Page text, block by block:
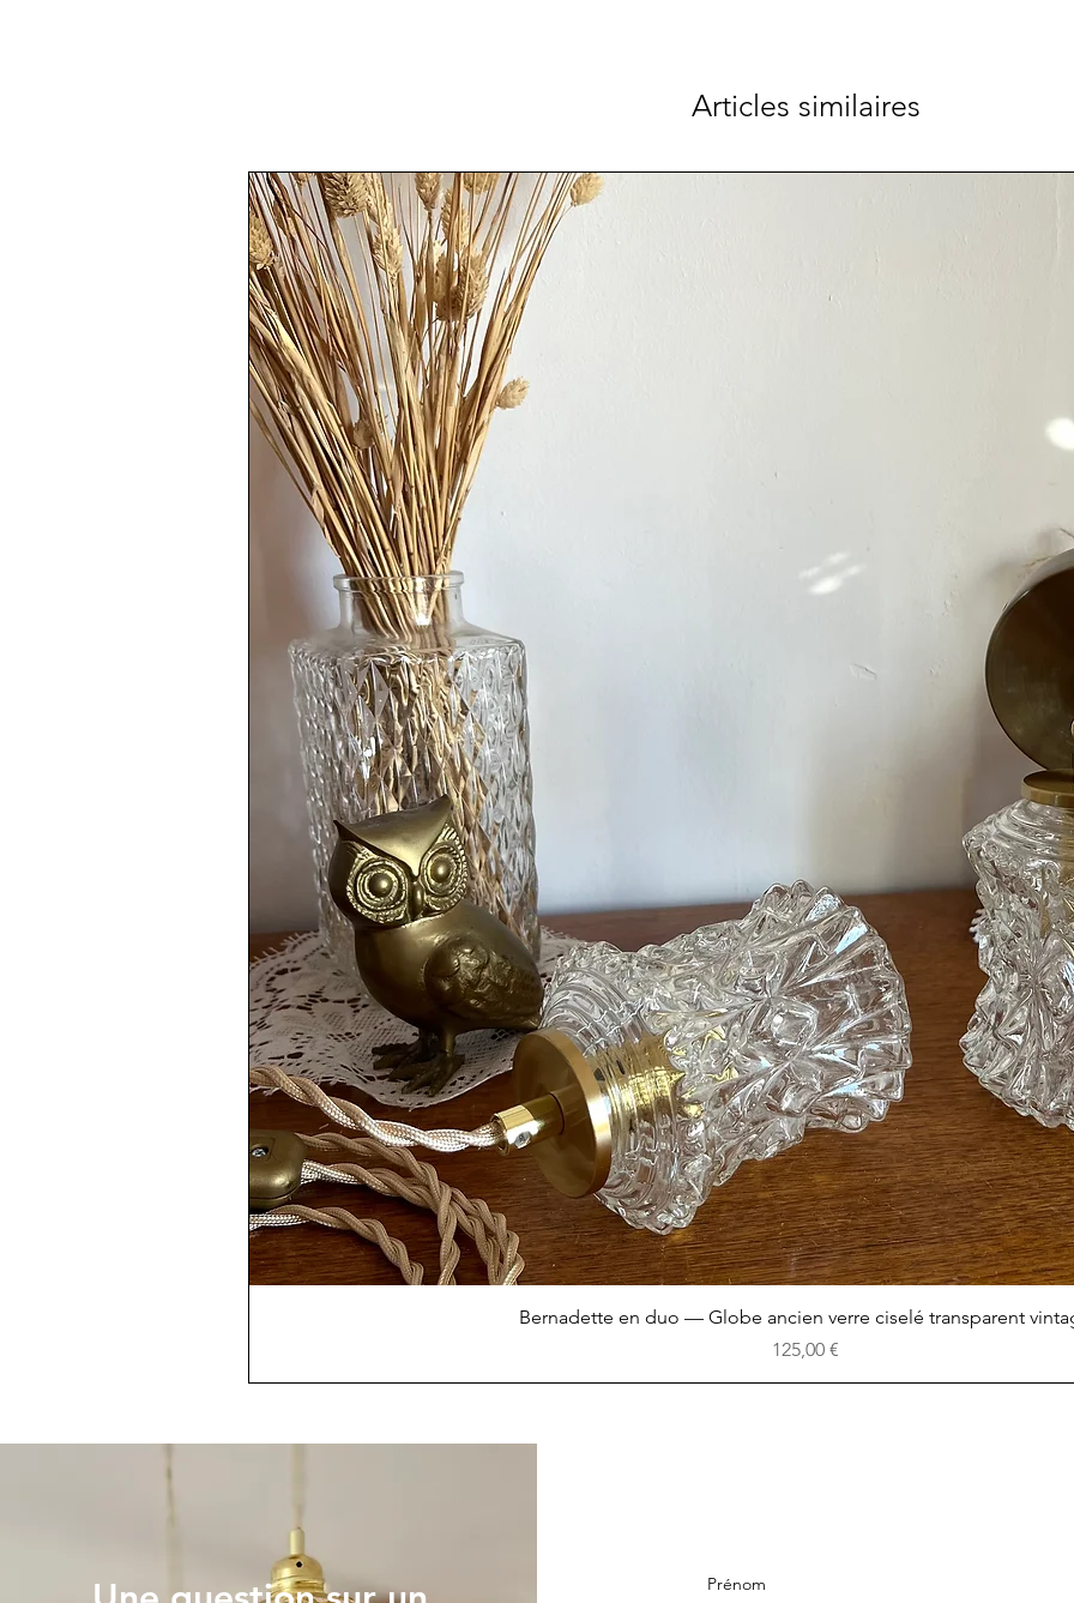
Articles similaires
Aperçu rapide
Bernadette en duo — Globe ancien verre ciselé transparent
Prix
125,00 €
Prénom